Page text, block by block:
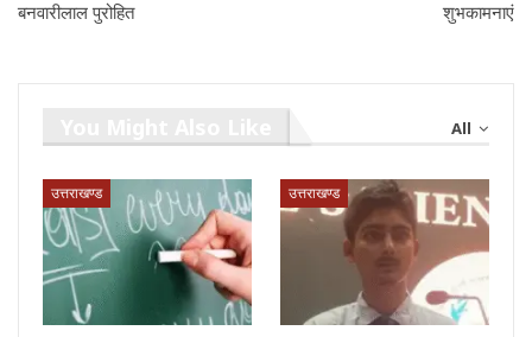
बनवारीलाल पुरोहित
शुभकामनाएं
All
उत्तराखण्ड उत्तराखण्ड